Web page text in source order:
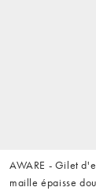
AWARE - Gilet
maille épaisse